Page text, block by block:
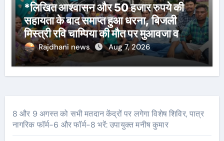
*लिखित आश्वासन और 50 हजार रुपये की
सहायता के बाद समाप्त हुआ धरना, बिजली
मिस्त्री रवि चाम्पिया की मौत पर मुआवजा व
नौकरी की मांग*
Rajdhani news Aug 7, 2026
8 और 9 अगस्त को सभी मतदान केंद्रों पर लगेगा विशेष शिविर, पात्र
नागरिक फॉर्म-6 और फॉर्म-8 भरें: उपायुक्त मनीष कुमार